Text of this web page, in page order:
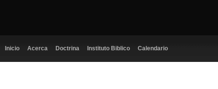
Inicio Acerca Doctrina Instituto Biblico Calendario